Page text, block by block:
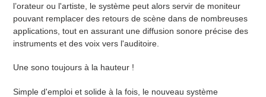
l’orateur ou l'artiste, le système peut alors servir de moniteur
pouvant remplacer des retours de scène dans de nombreuses
applications, tout en assurant une diffusion sonore précise des
instruments et des voix vers l'auditoire.
Une sono toujours à la hauteur !
Simple d'emploi et solide à la fois, le nouveau système